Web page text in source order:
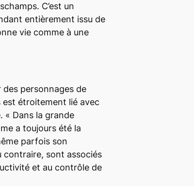
C’est un
entièrement issu de
vie comme à une
des personnages de
étroitement lié avec
« Dans la grande
a toujours été la
parfois son
contraire, sont associés
et au contrôle de